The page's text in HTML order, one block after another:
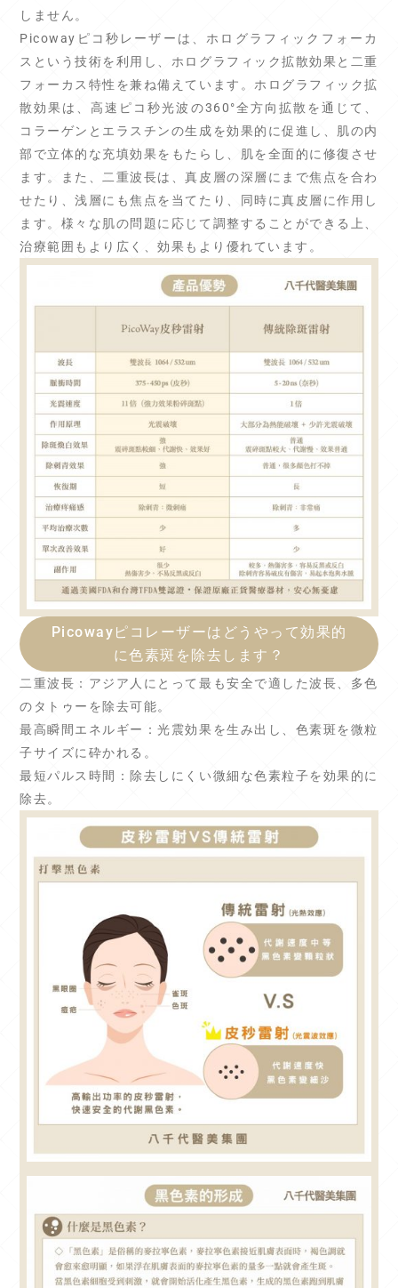
しません。
Picowayピコ秒レーザーは、ホログラフィックフォーカ
スという技術を利用し、ホログラフィック拡散効果と二重
フォーカス特性を兼ね備えています。ホログラフィック拡
散効果は、高速ピコ秒光波の360°全方向拡散を通じて、
コラーゲンとエラスチンの生成を効果的に促進し、肌の内
部で立体的な充填効果をもたらし、肌を全面的に修復させ
ます。また、二重波長は、真皮層の深層にまで焦点を合わ
せたり、浅層にも焦点を当てたり、同時に真皮層に作用し
ます。様々な肌の問題に応じて調整することができる上、
治療範囲もより広く、効果もより優れています。
Picowayピコレーザーはどうやって効果的
に色素斑を除去します？
二重波長：アジア人にとって最も安全で適した波長、多色
のタトゥーを除去可能。
最高瞬間エネルギー：光震効果を生み出し、色素斑を微粒
子サイズに砕かれる。
最短パルス時間：除去しにくい微細な色素粒子を効果的に
除去。